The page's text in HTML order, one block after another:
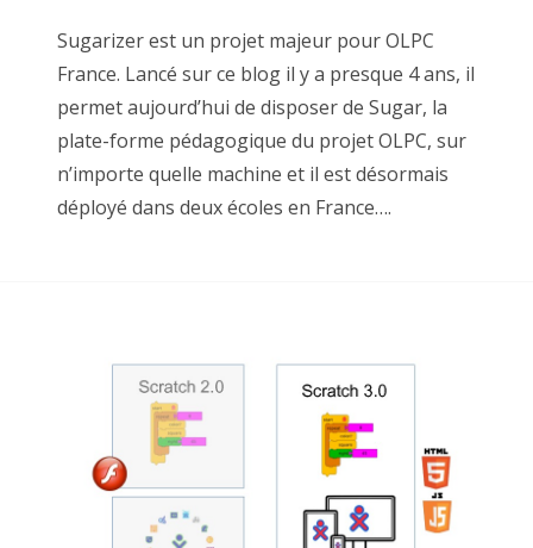
Sugarizer est un projet majeur pour OLPC
France. Lancé sur ce blog il y a presque 4 ans, il
permet aujourd’hui de disposer de Sugar, la
plate-forme pédagogique du projet OLPC, sur
n’importe quelle machine et il est désormais
déployé dans deux écoles en France….